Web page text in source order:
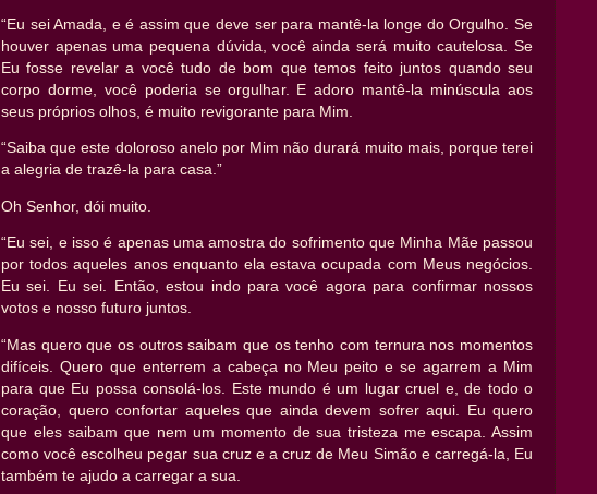
“Eu sei Amada, e é assim que deve ser para mantê-la longe do Orgulho. Se
houver apenas uma pequena dúvida, você ainda será muito cautelosa. Se
Eu fosse revelar a você tudo de bom que temos feito juntos quando seu
corpo dorme, você poderia se orgulhar. E adoro mantê-la minúscula aos
seus próprios olhos, é muito revigorante para Mim.
“Saiba que este doloroso anelo por Mim não durará muito mais, porque terei
a alegria de trazê-la para casa.”
Oh Senhor, dói muito.
“Eu sei, e isso é apenas uma amostra do sofrimento que Minha Mãe passou
por todos aqueles anos enquanto ela estava ocupada com Meus negócios.
Eu sei. Eu sei. Então, estou indo para você agora para confirmar nossos
votos e nosso futuro juntos.
“Mas quero que os outros saibam que os tenho com ternura nos momentos
difíceis. Quero que enterrem a cabeça no Meu peito e se agarrem a Mim
para que Eu possa consolá-los. Este mundo é um lugar cruel e, de todo o
coração, quero confortar aqueles que ainda devem sofrer aqui. Eu quero
que eles saibam que nem um momento de sua tristeza me escapa. Assim
como você escolheu pegar sua cruz e a cruz de Meu Simão e carregá-la, Eu
também te ajudo a carregar a sua.